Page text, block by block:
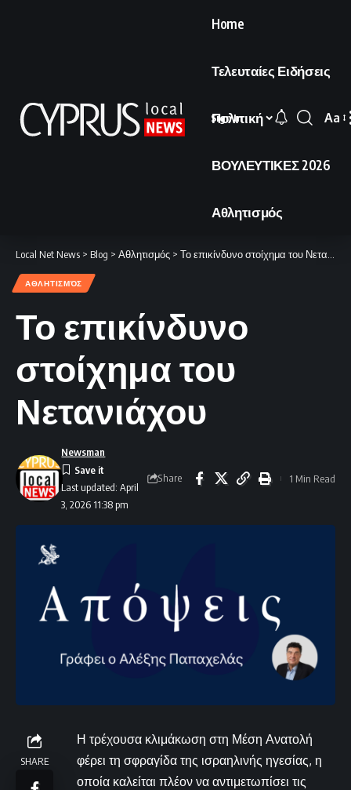
Home
Τελευταίες Ειδήσεις
Πολιτική
ΒΟΥΛΕΥΤΙΚΕΣ 2026
Αθλητισμός
Sign In
Font
Aa
Local Net News > Blog > Αθλητισμός > Το επικίνδυνο στοίχημα του Νετανιάχου
ΑΘΛΗΤΙΣΜΌΣ
Το επικίνδυνο
στοίχημα του
Νετανιάχου
Last updated: April
3, 2026 11:38 pm
Newsman
Share 1 Min Read
SHARE
Η τρέχουσα κλιμάκωση στη Μέση Ανατολή
φέρει τη σφραγίδα της ισραηλινής ηγεσίας, η
οποία καλείται πλέον να αντιμετωπίσει τις